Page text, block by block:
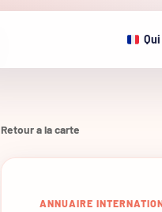
Retour a la carte
ANNUAIRE